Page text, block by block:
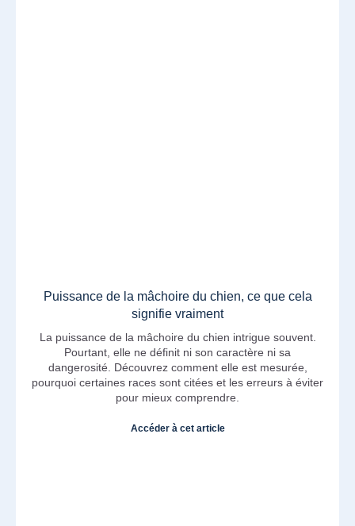
Puissance de la mâchoire du chien, ce que cela
signifie vraiment
La puissance de la mâchoire du chien intrigue souvent.
Pourtant, elle ne définit ni son caractère ni sa
dangerosité. Découvrez comment elle est mesurée,
pourquoi certaines races sont citées et les erreurs à éviter
pour mieux comprendre.
Accéder à cet article